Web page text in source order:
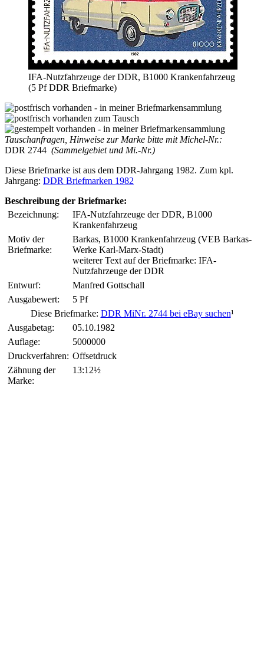
IFA-Nutzfahrzeuge der DDR, B1000 Krankenfahrzeug
(5 Pf DDR Briefmarke)
Tauschanfragen, Hinweise zur Marke bitte mit Michel-Nr.:
DDR 2744 (Sammelgebiet und Mi.-Nr.)
Diese Briefmarke ist aus dem DDR-Jahrgang 1982. Zum kpl.
Jahrgang: DDR Briefmarken 1982
Beschreibung der Briefmarke:
Bezeichnung:
IFA-Nutzfahrzeuge der DDR, B1000
Krankenfahrzeug
Motiv der
Briefmarke:
Barkas, B1000 Krankenfahrzeug (VEB Barkas-
Werke Karl-Marx-Stadt)
weiterer Text auf der Briefmarke: IFA-
Nutzfahrzeuge der DDR
Entwurf:
Manfred Gottschall
Ausgabewert:
5 Pf
Diese Briefmarke: DDR MiNr. 2744 bei eBay suchen¹
Ausgabetag:
05.10.1982
Auflage:
5000000
Druckverfahren: Offsetdruck
Zähnung der
Marke:
13:12½